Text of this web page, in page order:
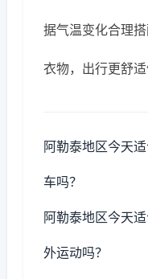
据气温变化合理
衣物，出行更舒适
阿勒泰地区今天
车吗？
阿勒泰地区今天
外运动吗？